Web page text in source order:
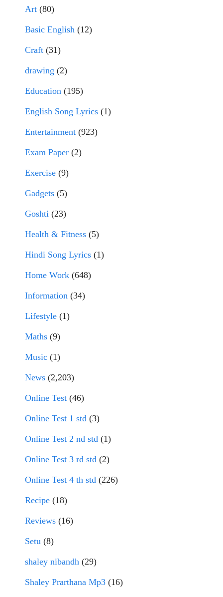
Art (80)
Basic English (12)
Craft (31)
drawing (2)
Education (195)
English Song Lyrics (1)
Entertainment (923)
Exam Paper (2)
Exercise (9)
Gadgets (5)
Goshti (23)
Health & Fitness (5)
Hindi Song Lyrics (1)
Home Work (648)
Information (34)
Lifestyle (1)
Maths (9)
Music (1)
News (2,203)
Online Test (46)
Online Test 1 std (3)
Online Test 2 nd std (1)
Online Test 3 rd std (2)
Online Test 4 th std (226)
Recipe (18)
Reviews (16)
Setu (8)
shaley nibandh (29)
Shaley Prarthana Mp3 (16)